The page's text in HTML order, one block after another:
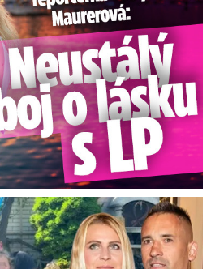
dětí: Překvapivé přiznání